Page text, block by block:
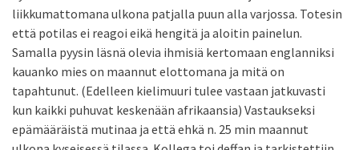
liikkumattomana ulkona patjalla puun alla varjossa. Totesin
että potilas ei reagoi eikä hengitä ja aloitin painelun.
Samalla pyysin läsnä olevia ihmisiä kertomaan englanniksi
kauanko mies on maannut elottomana ja mitä on
tapahtunut. (Edelleen kielimuuri tulee vastaan jatkuvasti
kun kaikki puhuvat keskenään afrikaansia) Vastaukseksi
epämääräistä mutinaa ja että ehkä n. 25 min maannut